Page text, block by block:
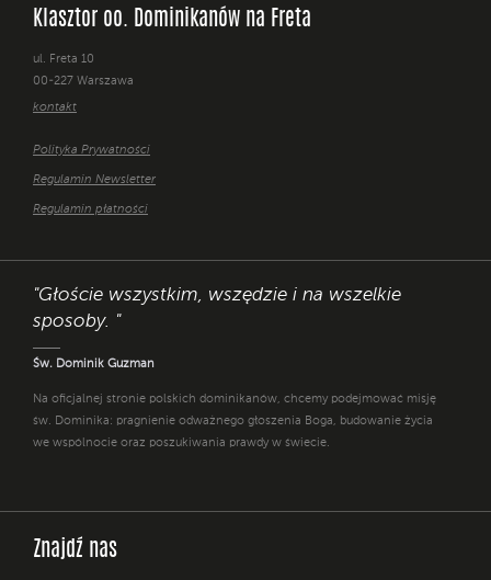
Klasztor oo. Dominikanów na Freta
ul. Freta 10
00-227 Warszawa
kontakt
Polityka Prywatności
Regulamin Newsletter
Regulamin płatności
"Głoście wszystkim, wszędzie i na wszelkie
sposoby. "
Św. Dominik Guzman
Na oficjalnej stronie polskich dominikanów, chcemy podejmować misję
św. Dominika: pragnienie odważnego głoszenia Boga, budowanie życia
we wspólnocie oraz poszukiwania prawdy w świecie.
Znajdź nas